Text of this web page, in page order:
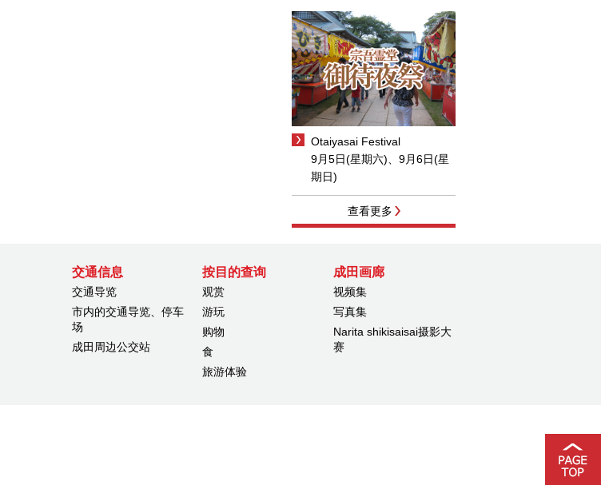
Otaiyasai Festival
9月5日(星期六)、9月6日(星
期日)
查看更多
交通信息
交通导览
市内的交通导览、停车
场
成田周边公交站
按目的查询
观赏
游玩
购物
食
旅游体验
成田画廊
视频集
写真集
Narita shikisaisai摄影大
赛